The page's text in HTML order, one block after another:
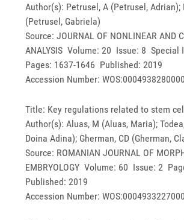
Author(s): Petrusel, A (Petrusel, Adrian);
(Petrusel, Gabriela)
Source: JOURNAL OF NONLINEAR AND
ANALYSIS Volume: 20 Issue: 8 Special
Pages: 1637-1646 Published: 2019
Accession Number:
Title: Key regulations related to stem
Author(s): Aluas, M (Aluas, Maria);
Doina Adina); Gherman, CD (Gherman,
Source: ROMANIAN JOURNAL OF
EMBRYOLOGY Volume: 60 Issue: 2
Published: 2019
Accession Number: